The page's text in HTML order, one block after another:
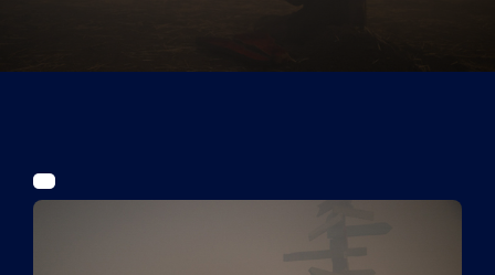
Kurier Romy 2026